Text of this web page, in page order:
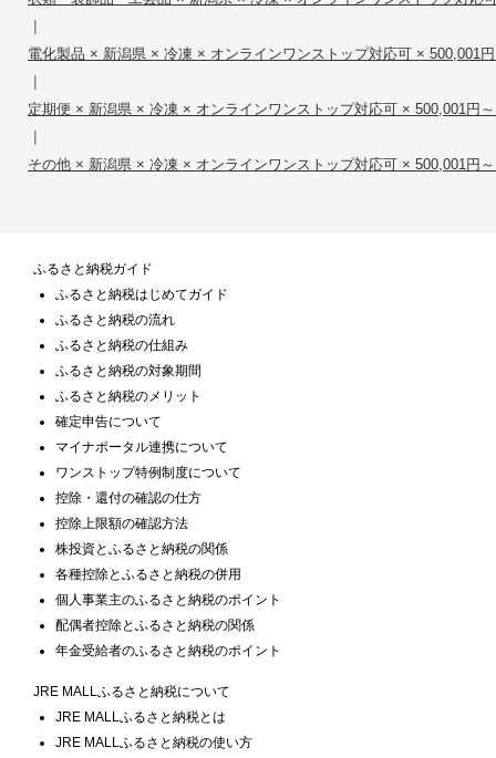
|
電化製品 × 新潟県 × 冷凍 × オンラインワンストップ対応可 × 500,001
|
定期便 × 新潟県 × 冷凍 × オンラインワンストップ対応可 × 500,001円
|
その他 × 新潟県 × 冷凍 × オンラインワンストップ対応可 × 500,001円
ふるさと納税ガイド
ふるさと納税はじめてガイド
ふるさと納税の流れ
ふるさと納税の仕組み
ふるさと納税の対象期間
ふるさと納税のメリット
確定申告について
マイナポータル連携について
ワンストップ特例制度について
控除・還付の確認の仕方
控除上限額の確認方法
株投資とふるさと納税の関係
各種控除とふるさと納税の併用
個人事業主のふるさと納税のポイント
配偶者控除とふるさと納税の関係
年金受給者のふるさと納税のポイント
JRE MALLふるさと納税について
JRE MALLふるさと納税とは
JRE MALLふるさと納税の使い方